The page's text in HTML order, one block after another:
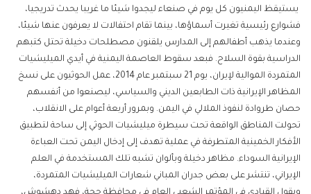
يستيقظ اليمنيون كل يوم في صنعاء ليجدوا شيئا ما غريبا يحدث تدريجيا،
فشوارع رئيسية تغيرت أسماؤها، بينما تقام احتفالات لا يعرفون عنها شيئا،
وعندما يذهب أطفالهم إلى المدارس يلقنون مصطلحات دخيلة تحتل كتبهم
الدراسية بقوة السلاح. فبعد سقوط العاصمة اليمنية في أيدي الميليشيات
المتمردة الموالية لإيران، يوم 21 سبتمبر عام 2014، عمل الحوثيون على نسخ
المظاهر الإيرانية ذات الطابعين الديني والسياسي، ليصنعوا من أنفسهم
حصان طروادة لنفوذ الملالي في اليمن. وبمرور أربعة أعوام على الانقلاب،
تحولت المناطق الواقعة تحت سيطرة ميليشيات الحوثي إلى ساحة لتطبيق
الأفكار الخمينية المتطرفة في عملية تهدف إلى إدخال اليمن تحت العباءة
الإيرانية السوداء. مظاهر دخيلة وبألوان تشبه تلك المستخدمة في العلم
الإيراني، تنتشر على بعض جدران المباني شعارات الميليشيات المتمردة،